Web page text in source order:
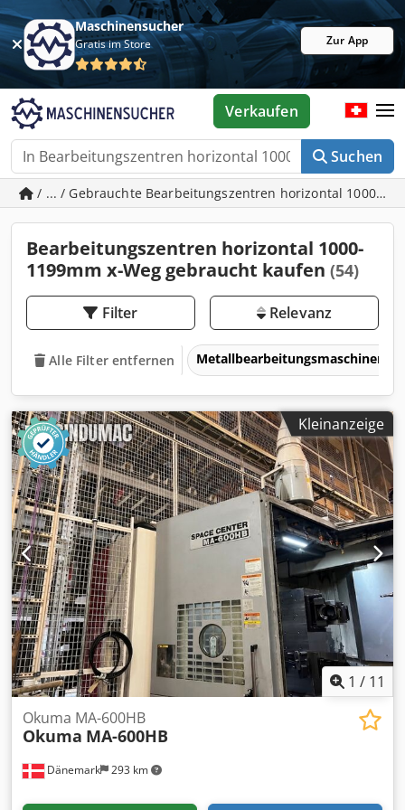
Maschinensucher
Gratis im Store Zur App
Suchen
Verkaufen
/ ... / Gebrauchte Bearbeitungszentren horizontal 1000-
Bearbeitungszentren horizontal 1000-
1199mm x-Weg gebraucht kaufen (54)
Filter Relevanz
Alle Filter entfernen Metallbearbeitungsmaschinen
Kleinanzeige
1 / 11
Dänemark 293 km
Okuma MA-600HB
Okuma MA-600HB